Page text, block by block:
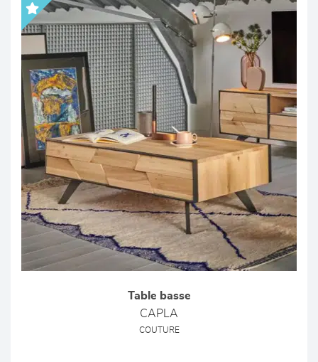
Table basse
CAPLA
COUTURE